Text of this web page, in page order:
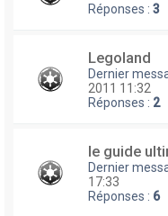
Réponses : 3
Legoland
Dernier
2011 11:32
Réponses : 2
le guide
Dernier
17:33
Réponses : 6